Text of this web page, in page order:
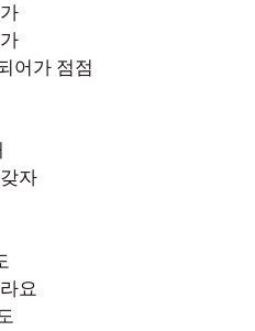
어가 점점
자
요